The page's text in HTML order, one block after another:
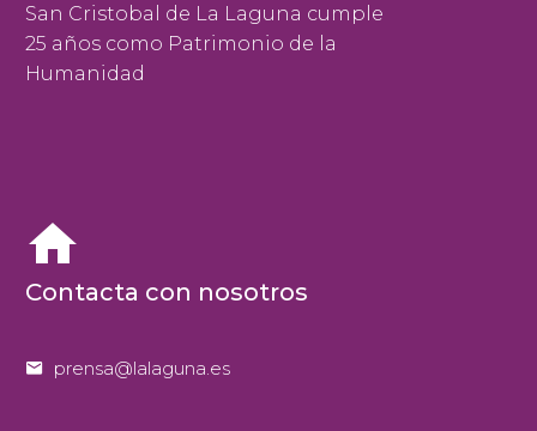
San Cristobal de La Laguna cumple
25 años como Patrimonio de la
Humanidad


Contacta con nosotros

 prensa@lalaguna.es